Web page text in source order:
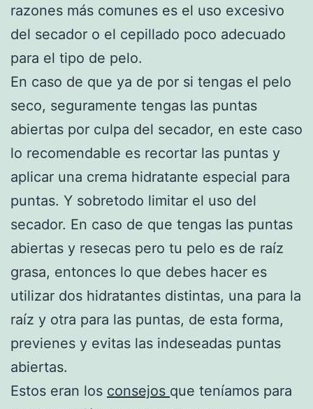
razones más comunes es el uso excesivo
del secador o el cepillado poco adecuado
para el tipo de pelo.
En caso de que ya de por si tengas el pelo
seco, seguramente tengas las puntas
abiertas por culpa del secador, en este caso
lo recomendable es recortar las puntas y
aplicar una crema hidratante especial para
puntas. Y sobretodo limitar el uso del
secador. En caso de que tengas las puntas
abiertas y resecas pero tu pelo es de raíz
grasa, entonces lo que debes hacer es
utilizar dos hidratantes distintas, una para la
raíz y otra para las puntas, de esta forma,
previenes y evitas las indeseadas puntas
abiertas.
Estos eran los consejos que teníamos para